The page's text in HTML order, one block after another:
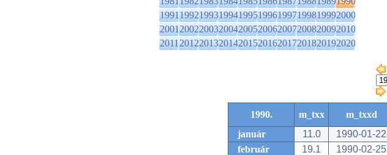
1991199219931994199519961997199819992000
2001200220032004200520062007200820092010
2011201220132014201520162017201820192020
1990. m_txx m_txxd
január
11.0 1990-01-22
február
19.1 1990-02-25